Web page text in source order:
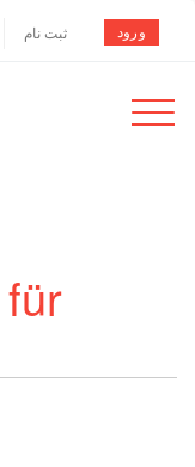
ثبت نام ورود
Toggle